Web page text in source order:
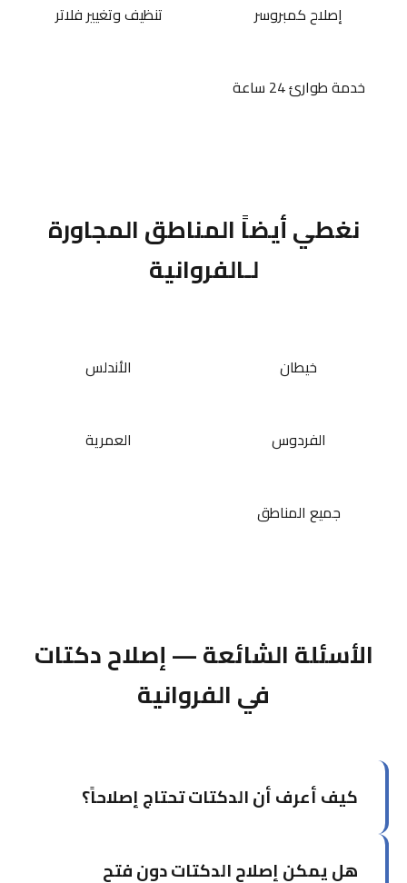
إصلاح كمبروسر تنظيف وتغيير فلاتر
خدمة طوارئ 24 ساعة
نغطي أيضاً المناطق المجاورة
لـالفروانية
خيطان الأندلس
الفردوس العمرية
جميع المناطق
الأسئلة الشائعة — إصلاح دكتات
في الفروانية
كيف أعرف أن الدكتات تحتاج إصلاحاً؟
فاتورة الكهرباء دون سبب، ظهور أتربة مفرطة، أو
هل يمكن إصلاح الدكتات دون فتح